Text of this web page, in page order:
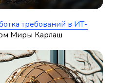
требований в ИТ-
Миры Карлаш